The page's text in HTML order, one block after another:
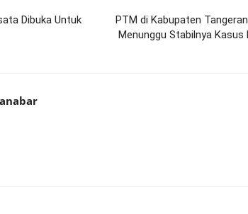
Dibuka Untuk
PTM di Kabupaten
Menunggu Stabilnya Kasus